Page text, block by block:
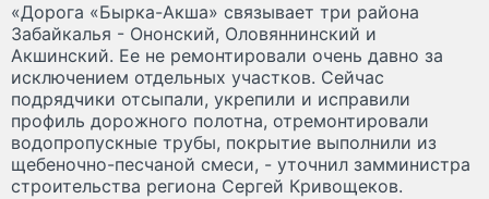
«Дорога «Бырка-Акша» связывает три района
Забайкалья - Ононский, Оловяннинский и
Акшинский. Ее не ремонтировали очень давно за
исключением отдельных участков. Сейчас
подрядчики отсыпали, укрепили и исправили
профиль дорожного полотна, отремонтировали
водопропускные трубы, покрытие выполнили из
щебеночно-песчаной смеси, - уточнил замминистра
строительства региона Сергей Кривощеков.